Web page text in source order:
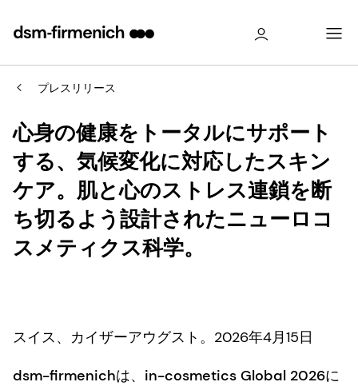
プレスリリース
心身の健康をトータルにサポート
する、気候変化に対応したスキン
ケア。肌と心のストレス連鎖を断
ち切るよう設計されたニューロコ
スメティクス科学。
スイス、カイザーアウグスト。2026年4月15日
dsm-firmenichは、in-cosmetics Global 2026に